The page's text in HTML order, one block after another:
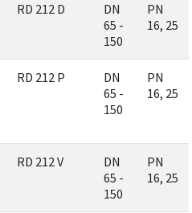
RD 212 D
DN
65 -
150
PN
16, 25
RD 212 P
DN
65 -
150
PN
16, 25
RD 212 V
DN
65 -
150
PN
16, 25